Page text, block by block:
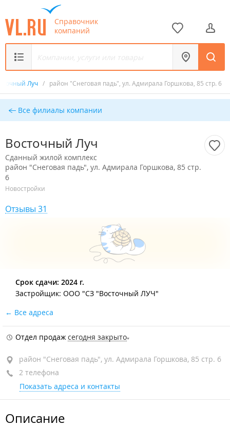
Справочник
компаний
Луч / район "Снеговая падь", ул. Адмирала Горшкова, 85 стр. 6
Все филиалы компании
Восточный Луч
Сданный жилой комплекс
район "Снеговая падь", ул. Адмирала Горшкова, 85 стр.
6
Новостройки
Отзывы 31
Срок сдачи: 2024 г.
Застройщик: ООО "СЗ "Восточный ЛУЧ"
Все адреса
Отдел продаж сегодня закрыто
район "Снеговая падь", ул. Адмирала Горшкова, 85 стр. 6
2 телефона
Показать адреса и контакты
Описание